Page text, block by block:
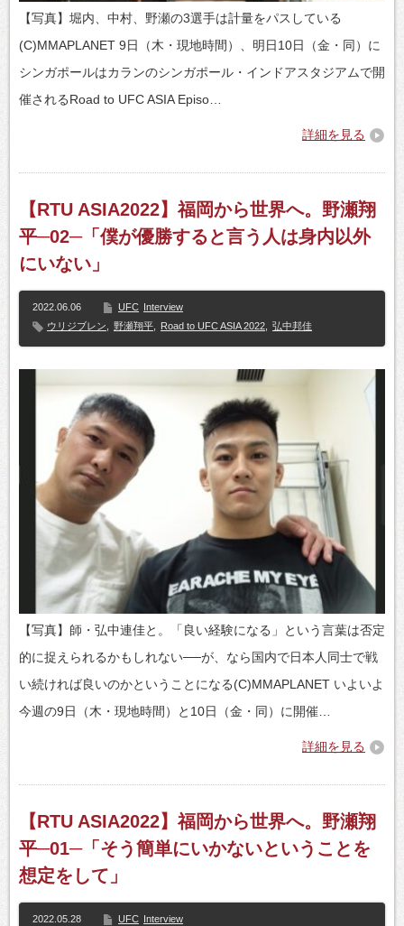
【写真】堀内、中村、野瀬の3選手は計量をパスしている
(C)MMAPLANET 9日（木・現地時間）、明日10日（金・同）に
シンガポールはカランのシンガポール・インドアスタジアムで開
催されるRoad to UFC ASIA Episo…
詳細を見る
【RTU ASIA2022】福岡から世界へ。野瀬翔
平─02─「僕が優勝すると言う人は身内以外
にいない」
2022.06.06 UFC Interview
ウリジブレン
野瀬翔平 Road to UFC ASIA 2022 弘中邦佳
【写真】師・弘中連佳と。「良い経験になる」という言葉は否定
的に捉えられるかもしれない──が、なら国内で日本人同士で戦
い続ければ良いのかということになる(C)MMAPLANET いよいよ
今週の9日（木・現地時間）と10日（金・同）に開催…
詳細を見る
【RTU ASIA2022】福岡から世界へ。野瀬翔
平─01─「そう簡単にいかないということを
想定をして」
2022.05.28 UFC Interview